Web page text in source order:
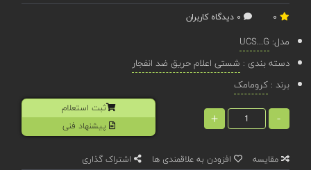
مدل: UCS...G
دسته بندی : شستی اعلام حریق ضد انفجار
برند :کرومامک
-
+
ثبت استعلام
پیشنهاد فنی
مقایسه افزودن به علاقمندی ها اشتراک گذاری